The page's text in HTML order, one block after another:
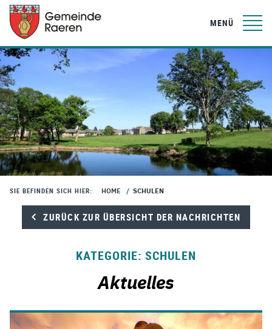
MENÜ
SIE BEFINDEN SICH HIER: HOME / SCHULEN
ZURÜCK ZUR ÜBERSICHT DER NACHRICHTEN
KATEGORIE: SCHULEN
Aktuelles